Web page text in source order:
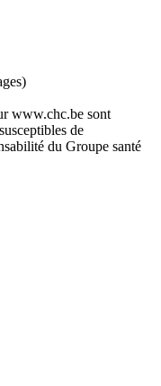
www.chc.be sont
de
du Groupe santé